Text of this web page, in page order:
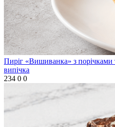
Пиріг «Вишиванка» з порічками
випічка
234 0 0